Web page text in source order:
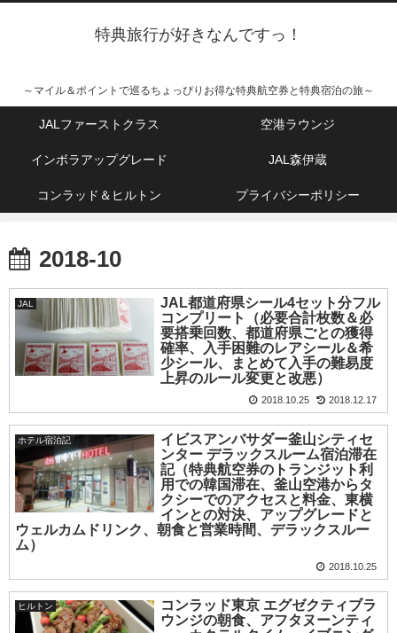
特典旅行が好きなんですっ！
～マイル＆ポイントで巡るちょっぴりお得な特典航空券と特典宿泊の旅～
JALファーストクラス 空港ラウンジ
インボラアップグレード JAL森伊蔵
コンラッド＆ヒルトン プライバシーポリシー
2018-10
JAL
JAL都道府県シール4セット分フル
コンプリート（必要合計枚数＆必
要搭乗回数、都道府県ごとの獲得
確率、入手困難のレアシール＆希
少シール、まとめて入手の難易度
上昇のルール変更と改悪）
2018.10.25 2018.12.17
ホテル宿泊記
イビスアンバサダー釜山シティセ
ンター デラックスルーム宿泊滞在
記（特典航空券のトランジット利
用での韓国滞在、釜山空港からタ
クシーでのアクセスと料金、東横
インとの対決、アップグレードと
ウェルカムドリンク、朝食と営業時間、デラックスルー
ム）
2018.10.25
ヒルトン
コンラッド東京 エグゼクティブラ
ウンジの朝食、アフタヌーンティ